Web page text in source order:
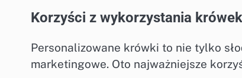
Korzyści z wykorzystania
Personalizowane krówki to nie tylko
marketingowe. Oto najważniejsze